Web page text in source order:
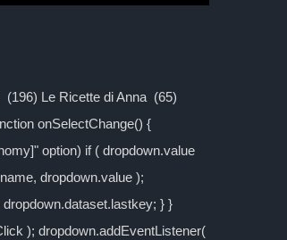
Le Ricette di Anna (65)
onSelectChange() {
option) if ( dropdown.value
dropdown.value );
} }
); dropdown.addEventListener(